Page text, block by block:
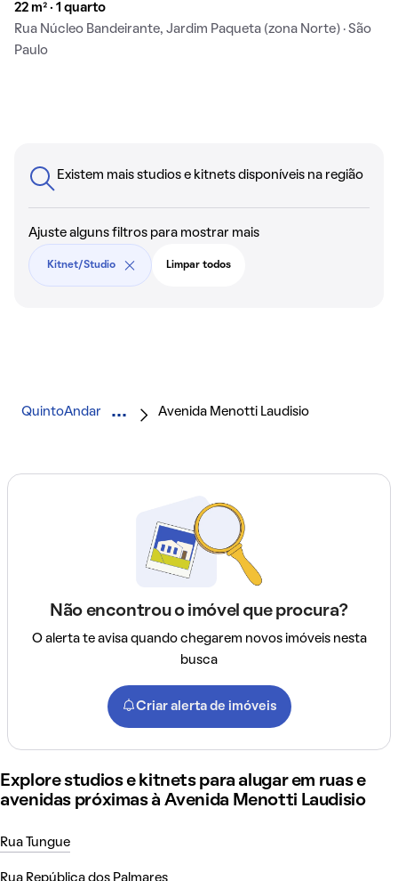
22 m² · 1 quarto
Rua Núcleo Bandeirante, Jardim Paqueta (zona Norte) · São
Paulo
Existem mais studios e kitnets disponíveis na região
Ajuste alguns filtros para mostrar mais
Kitnet/Studio Limpar todos
QuintoAndar Avenida Menotti Laudisio
Não encontrou o imóvel que procura?
O alerta te avisa quando chegarem novos imóveis nesta
busca
Criar alerta de imóveis
Explore studios e kitnets para alugar em ruas e
avenidas próximas à Avenida Menotti Laudisio
Rua Tungue
Rua República dos Palmares